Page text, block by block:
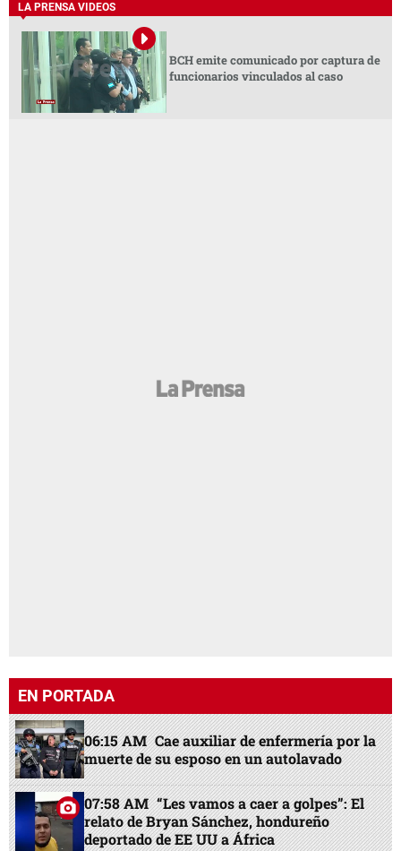
LA PRENSA VIDEOS
BCH emite comunicado por captura de
funcionarios vinculados al caso
EN PORTADA
06:15 AM Cae auxiliar de enfermería por la
muerte de su esposo en un autolavado
07:58 AM “Les vamos a caer a golpes”: El
relato de Bryan Sánchez, hondureño
deportado de EE UU a África